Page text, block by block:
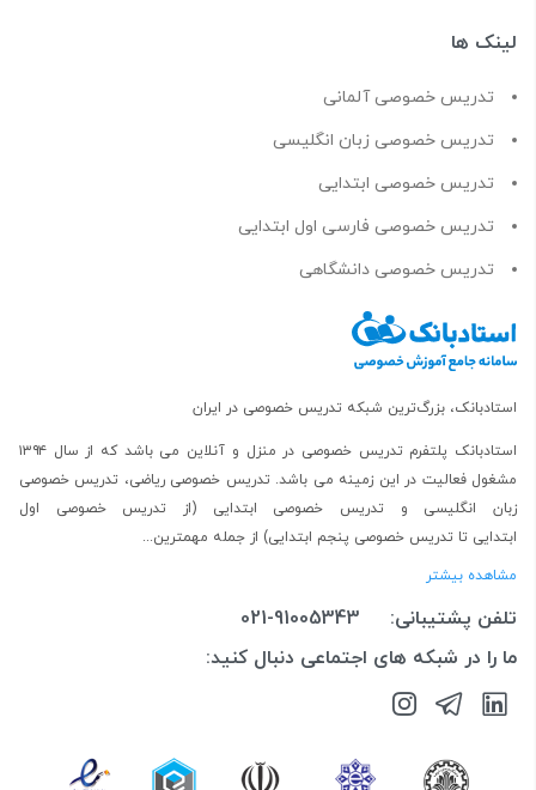
لینک ها
تدریس خصوصی آلمانی
تدریس خصوصی زبان انگلیسی
تدریس خصوصی ابتدایی
تدریس خصوصی فارسی اول ابتدایی
تدریس خصوصی دانشگاهی
استادبانک، بزرگ‌ترین شبکه تدریس خصوصی در ایران
استادبانک پلتفرم تدریس خصوصی در منزل و آنلاین
می باشد که از سال ۱۳۹۴
مشغول فعالیت در این زمینه می باشد.تدریس خصوصی ریاضی، تدریس خصوصی
زبان انگلیسی و تدریس خصوصی ابتدایی (از
تدریس خصوصی اول
ابتدایی تا تدریس خصوصی پنجم ابتدایی) از جمله مهمترین...
مشاهده بیشتر
تلفن پشتیبانی:
021-91005343
ما را در شبکه های اجتماعی دنبال کنید: